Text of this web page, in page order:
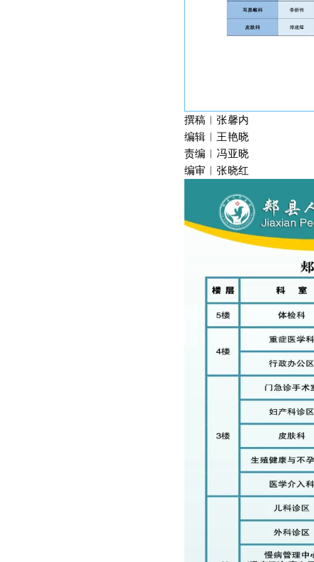
撰稿︱张馨内
编辑︱王艳晓
责编︱冯亚晓
编审︱张晓红